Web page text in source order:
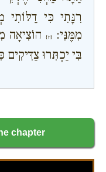
רִנָּתִי כִּי דַלּוֹתִי
מִמֶּנִּי:{ח}
הוֹצִיאָה
בִּי יַכְתִּרוּ צַדִּיקִים
chapter